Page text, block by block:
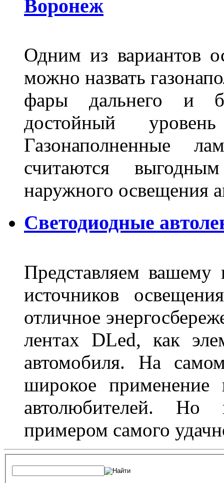
Воронеж
Одним из вариантов
можно назвать
фары дальнего и
достойный
Газонаполненные
считаются
наружного освещения
Светодиодные
Представляем
источников
отличное
лентах DLed, как
автомобиля. На
широкое
автолюбителей. Но
примером самого